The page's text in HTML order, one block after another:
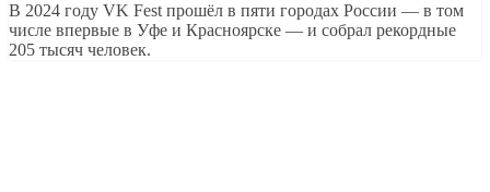
В 2024 году VK Fest прошёл в пяти городах России — в том
числе впервые в Уфе и Красноярске — и собрал рекордные
205 тысяч человек.